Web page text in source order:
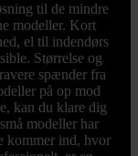
til de mindre
modeller. Kort
el til indendørs
Størrelse og
spænder fra
på op mod
kan du klare dig
modeller har
kommer ind, hvor